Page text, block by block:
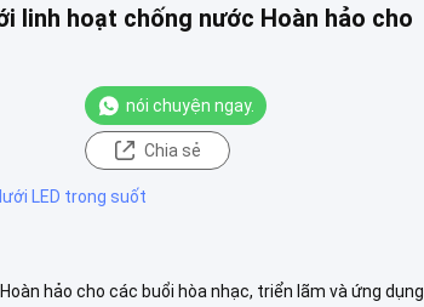
linh hoạt chống nước Hoàn hảo cho
nói chuyện ngay.
Chia sẻ
LED trong suốt
hảo cho các buổi hòa nhạc, triển lãm và ứng dụng